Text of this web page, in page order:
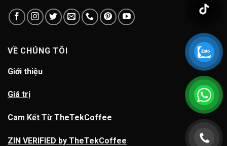
VỀ CHÚNG TÔI
Giới thiệu
Giá trị
Cam Kết Từ TheTekCoffee
ZIN VERIFIED by TheTekCoffee